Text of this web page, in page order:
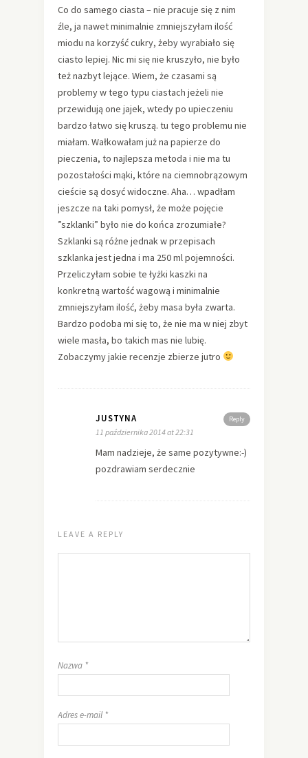
Co do samego ciasta – nie pracuje się z nim
źle, ja nawet minimalnie zmniejszyłam ilość
miodu na korzyść cukry, żeby wyrabiało się
ciasto lepiej. Nic mi się nie kruszyło, nie było
też nazbyt lejące. Wiem, że czasami są
problemy w tego typu ciastach jeżeli nie
przewidują one jajek, wtedy po upieczeniu
bardzo łatwo się kruszą. tu tego problemu nie
miałam. Wałkowałam już na papierze do
pieczenia, to najlepsza metoda i nie ma tu
pozostałości mąki, które na ciemnobrązowym
cieście są dosyć widoczne. Aha… wpadłam
jeszcze na taki pomysł, że może pojęcie
”szklanki” było nie do końca zrozumiałe?
Szklanki są różne jednak w przepisach
szklanka jest jedna i ma 250 ml pojemności.
Przeliczyłam sobie te łyżki kaszki na
konkretną wartość wagową i minimalnie
zmniejszyłam ilość, żeby masa była zwarta.
Bardzo podoba mi się to, że nie ma w niej zbyt
wiele masła, bo takich mas nie lubię.
Zobaczymy jakie recenzje zbierze jutro
Reply
JUSTYNA
11 października 2014 at 22:31
Mam nadzieje, że same pozytywne:-)
pozdrawiam serdecznie
LEAVE A REPLY
Nazwa *
Adres e-mail *